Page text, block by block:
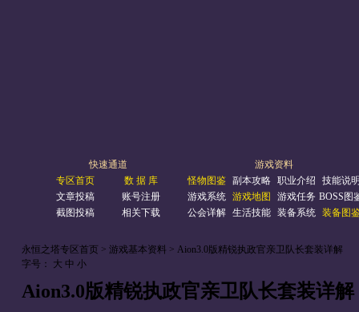
快速通道
专区首页
数 据 库
文章投稿
账号注册
截图投稿
相关下载
游戏资料
怪物图鉴
副本攻略 职业介绍
技能说
游戏系统
游戏地图 游戏任务 BOSS图
公会详解
生活技能 装备系统 装备图
永恒之塔专区首页 > 游戏基本资料 > Aion3.0版精锐执政官亲卫队长套装详解
字号： 大 中 小
Aion3.0版精锐执政官亲卫队长套装详解